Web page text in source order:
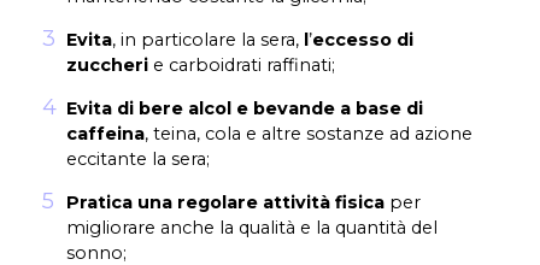
Evita, in particolare la sera, l’eccesso di
zuccheri e carboidrati raffinati;
Evita di bere alcol e bevande a base di
caffeina, teina, cola e altre sostanze ad azione
eccitante la sera;
Pratica una regolare attività fisica per
migliorare anche la qualità e la quantità del
sonno;